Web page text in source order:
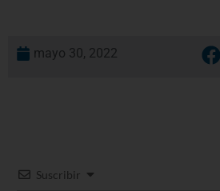
mayo 30, 2022
Suscribir